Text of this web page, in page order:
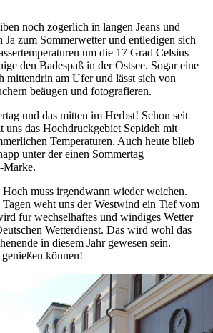
noch zögerlich in langen Jeans und
Ja zum Sommerwetter und entledigen sich
um die 17 Grad Celsius
den Badespaß in der Ostsee. Sogar eine
mittendrin am Ufer und lässt sich von
beäugen und fotografieren.
und das mitten im Herbst! Schon seit
uns das Hochdruckgebiet Sepideh mit
Temperaturen. Auch heute blieb
unter der einen Sommertag
Marke.
muss irgendwann wieder weichen.
Tagen weht uns der Westwind ein Tief vom
für wechselhaftes und windiges Wetter
Wetterdienst. Das wird wohl das
in diesem Jahr gewesen sein.
können!